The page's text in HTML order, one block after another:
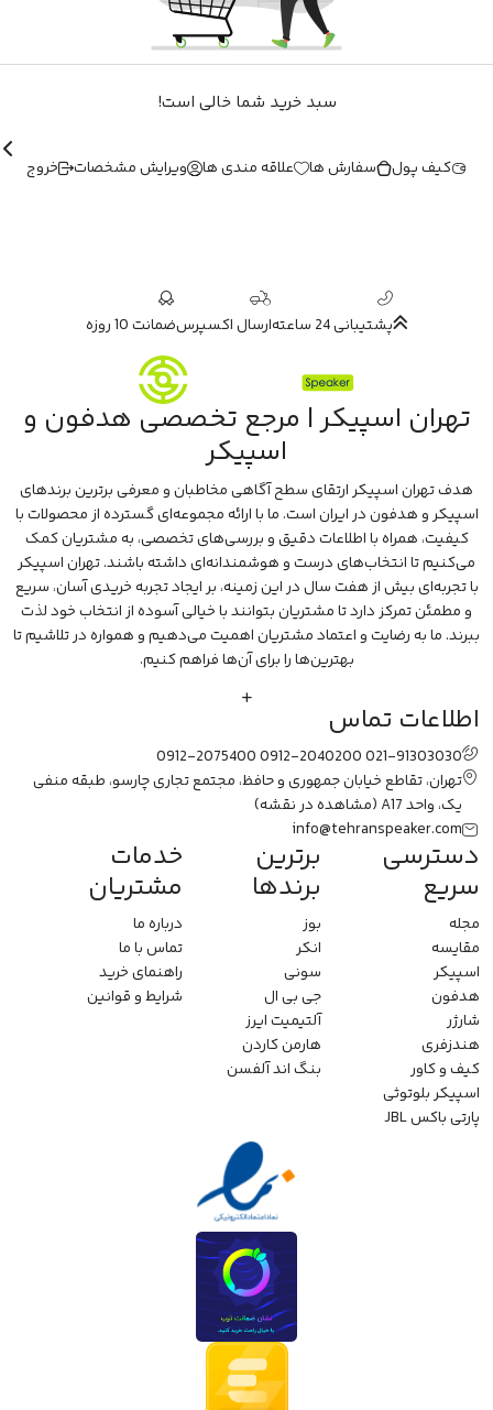
سبد خرید شما خالی است!
کیف پول سفارش ها علاقه مندی ها ویرایش مشخصات خروج
پشتیبانی 24 ساعته ارسال اکسپرسضمانت 10 روزه
تهران اسپیکر | مرجع تخصصی هدفون و
اسپیکر
هدف تهران اسپیکر ارتقای سطح آگاهی مخاطبان و معرفی برترین برندهای
اسپیکر و هدفون در ایران است. ما با ارائه مجموعه‌ای گسترده از محصولات با
کیفیت، همراه با اطلاعات دقیق و بررسی‌های تخصصی، به مشتریان کمک
می‌کنیم تا انتخاب‌های درست و هوشمندانه‌ای داشته باشند. تهران اسپیکر
با تجربه‌ای بیش از هفت سال در این زمینه، بر ایجاد تجربه خریدی آسان، سریع
و مطمئن تمرکز دارد تا مشتریان بتوانند با خیالی آسوده از انتخاب خود لذت
ببرند. ما به رضایت و اعتماد مشتریان اهمیت می‌دهیم و همواره در تلاشیم تا
بهترین‌ها را برای آن‌ها فراهم کنیم.
اطلاعات تماس
021-91303030
0912-2040200
0912-2075400
تهران، تقاطع خیابان جمهوری و حافظ، مجتمع تجاری چارسو، طبقه منفی
یک، واحد A17
(مشاهده در نقشه)
info@tehranspeaker.com
دسترسی
سریع
مجله
مقایسه
اسپیکر
هدفون
شارژر
هندزفری
کیف و کاور
اسپیکر بلوتوثی
پارتی باکس JBL
برترین
برندها
بوز
انکر
سونی
جی بی ال
آلتیمیت ایرز
هارمن کاردن
بنگ اند آلفسن
خدمات
مشتریان
درباره ما
تماس با ما
راهنمای خرید
شرایط و قوانین